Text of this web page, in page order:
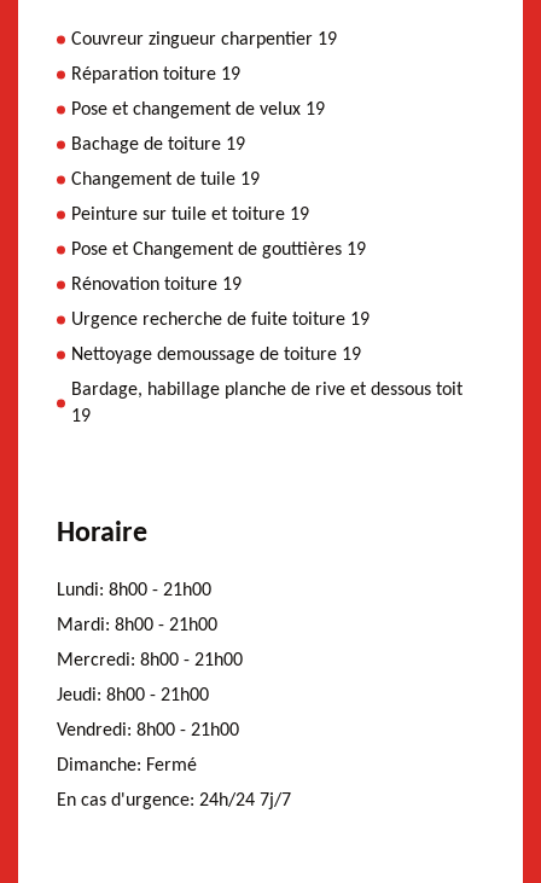
Couvreur zingueur charpentier 19
Réparation toiture 19
Pose et changement de velux 19
Bachage de toiture 19
Changement de tuile 19
Peinture sur tuile et toiture 19
Pose et Changement de gouttières 19
Rénovation toiture 19
Urgence recherche de fuite toiture 19
Nettoyage demoussage de toiture 19
Bardage, habillage planche de rive et dessous toit
19
Horaire
Lundi: 8h00 - 21h00
Mardi: 8h00 - 21h00
Mercredi: 8h00 - 21h00
Jeudi: 8h00 - 21h00
Vendredi: 8h00 - 21h00
Dimanche: Fermé
En cas d'urgence: 24h/24 7j/7